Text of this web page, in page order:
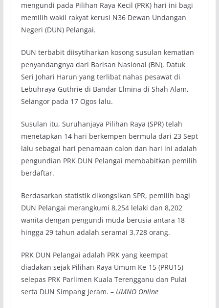
mengundi pada Pilihan Raya Kecil (PRK) hari ini bagi
memilih wakil rakyat kerusi N36 Dewan Undangan
Negeri (DUN) Pelangai.
DUN terbabit diisytiharkan kosong susulan kematian
penyandangnya dari Barisan Nasional (BN), Datuk
Seri Johari Harun yang terlibat nahas pesawat di
Lebuhraya Guthrie di Bandar Elmina di Shah Alam,
Selangor pada 17 Ogos lalu.
Susulan itu, Suruhanjaya Pilihan Raya (SPR) telah
menetapkan 14 hari berkempen bermula dari 23 Sept
lalu sebagai hari penamaan calon dan hari ini adalah
pengundian PRK DUN Pelangai membabitkan pemilih
berdaftar.
Berdasarkan statistik dikongsikan SPR, pemilih bagi
DUN Pelangai merangkumi 8,254 lelaki dan 8,202
wanita dengan pengundi muda berusia antara 18
hingga 29 tahun adalah seramai 3,728 orang.
PRK DUN Pelangai adalah PRK yang keempat
diadakan sejak Pilihan Raya Umum Ke-15 (PRU15)
selepas PRK Parlimen Kuala Terengganu dan Pulai
serta DUN Simpang Jeram. – UMNO Online